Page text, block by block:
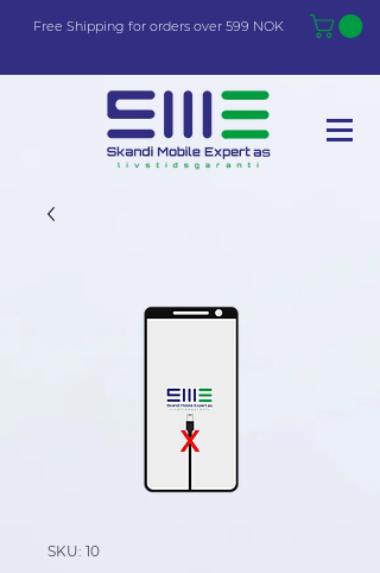
Free Shipping for orders over 599 NOK
SKU: 10